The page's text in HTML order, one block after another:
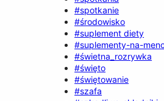
#spotkanie
#środowisko
#suplement diety
#suplementy-na-
#świetna_rozrywka
#święto
#świętowanie
#szafa